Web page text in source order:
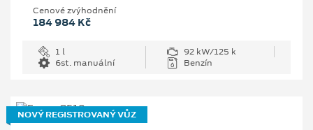
Cenové zvýhodnění
184 984 Kč
1 l
92 kW/125 k
6st. manuální
Benzín
NOVÝ REGISTROVANÝ VŮZ